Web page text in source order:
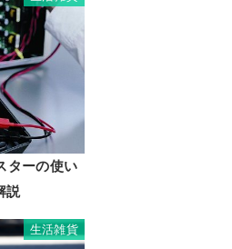
ターの使い
説
生活雑貨